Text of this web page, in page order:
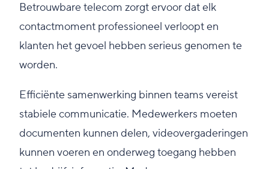
Betrouwbare telecom zorgt ervoor dat elk
contactmoment professioneel verloopt en
klanten het gevoel hebben serieus genomen te
worden.
Efficiënte samenwerking binnen teams vereist
stabiele communicatie. Medewerkers moeten
documenten kunnen delen, videovergaderingen
kunnen voeren en onderweg toegang hebben